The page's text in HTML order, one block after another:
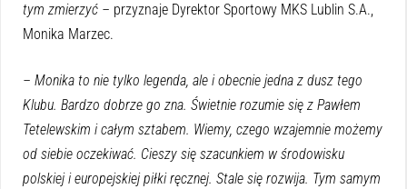
tym zmierzyć – przyznaje Dyrektor Sportowy MKS Lublin S.A.,
Monika Marzec.
– Monika to nie tylko legenda, ale i obecnie jedna z dusz tego
Klubu. Bardzo dobrze go zna. Świetnie rozumie się z Pawłem
Tetelewskim i całym sztabem. Wiemy, czego wzajemnie możemy
od siebie oczekiwać. Cieszy się szacunkiem w środowisku
polskiej i europejskiej piłki ręcznej. Stale się rozwija. Tym samym